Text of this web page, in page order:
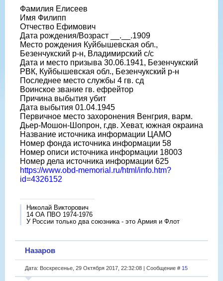
Фамилия Елисеев
Имя Филипп
Отчество Ефимович
Дата рождения/Возраст __.__.1909
Место рождения Куйбышевская обл.,
Безенчукский р-н, Владимирский с/с
Дата и место призыва 30.06.1941, Безенчукский
РВК, Куйбышевская обл., Безенчукский р-н
Последнее место службы 4 гв. сд
Воинское звание гв. ефрейтор
Причина выбытия убит
Дата выбытия 01.04.1945
Первичное место захоронения Венгрия, варм.
Дьер-Мошон-Шопрон, г.дв. Хеват, южная окраина
Название источника информации ЦАМО
Номер фонда источника информации 58
Номер описи источника информации 18003
Номер дела источника информации 625
https://www.obd-memorial.ru/html/info.htm?
id=4326152
Николай Викторович
14 ОА ПВО 1974-1976
У России только два союзника - это Армия и Флот
Назаров
Дата: Воскресенье, 29 Октября 2017, 22:32:08 | Сообщение # 15